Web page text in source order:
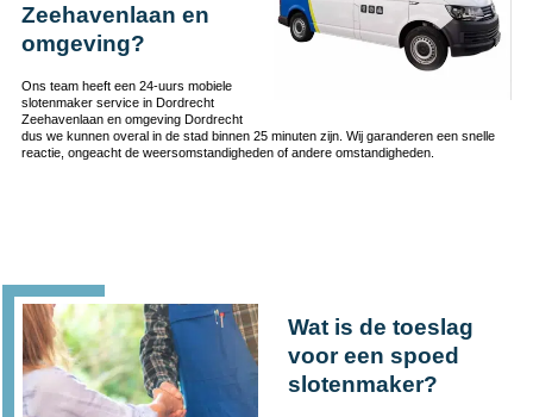
Zeehavenlaan en
omgeving?
Ons team heeft een 24-uurs mobiele
slotenmaker service in Dordrecht
Zeehavenlaan en omgeving Dordrecht
dus we kunnen overal in de stad binnen 25 minuten zijn. Wij garanderen een snelle
reactie, ongeacht de weersomstandigheden of andere omstandigheden.
Wat is de toeslag
voor een spoed
slotenmaker?